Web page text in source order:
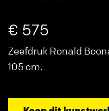
€ 575
Zeefdruk Ronald
105 cm.